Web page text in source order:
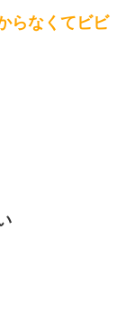
らなくてビビ